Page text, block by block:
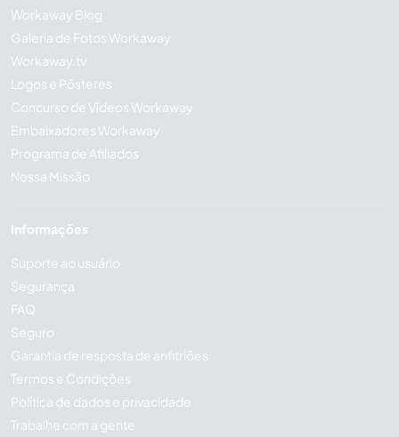
Workaway Blog
Galeria de Fotos Workaway
Workaway.tv
Logos e Pôsteres
Concurso de Vídeos Workaway
Embaixadores Workaway
Programa de Afiliados
Nossa Missão
Informações
Suporte ao usuário
Segurança
FAQ
Seguro
Garantia de resposta de anfitriões
Termos e Condições
Política de dados e privacidade
Trabalhe com a gente